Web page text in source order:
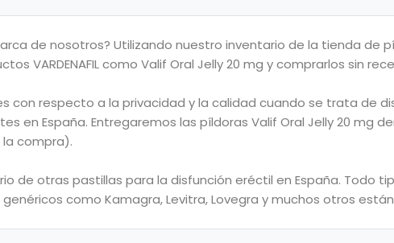
de nosotros? Utilizando nuestro inventario de la tienda de
VARDENAFIL como Valif Oral Jelly 20 mg y comprarlos sin
con respecto a la privacidad y la calidad cuando se trata de
en España. Entregaremos las píldoras Valif Oral Jelly 20 mg
la compra).
de otras pastillas para la disfunción eréctil en España. Todo
como Kamagra, Levitra, Lovegra y muchos otros